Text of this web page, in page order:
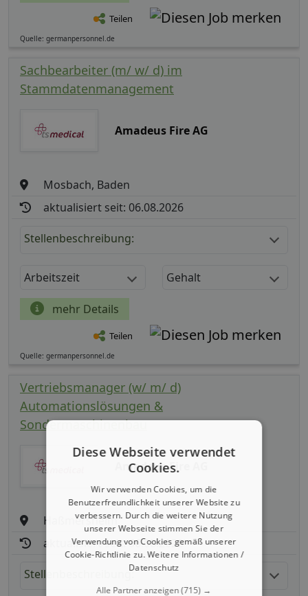
Teilen
Quelle: germanpersonnel.de
Sachbearbeiter (m/ w/ d) im
Stammdatenmanagement
Amadeus Fire AG
Mosbach, Baden
aktualisiert seit: 06.08.2026
Stellenbeschreibung:
Arbeitszeit Gehalt
mehr Details
Teilen
Quelle: germanpersonnel.de
Vertriebsmanager (w/ m/ d)
Automationslösungen &
Sondermaschinenbau
Amadeus Fire AG
Haßmersheim
aktualisiert seit: 06.08.2026
Stellenbeschreibung:
Diese Webseite verwendet
Cookies.
Wir verwenden Cookies, um die
Benutzerfreundlichkeit unserer Website zu
verbessern. Durch die weitere Nutzung
unserer Webseite stimmen Sie der
Verwendung von Cookies gemäß unserer
Cookie-Richtlinie zu.Weitere Informationen /
Datenschutz
Alle Partner anzeigen(715) →